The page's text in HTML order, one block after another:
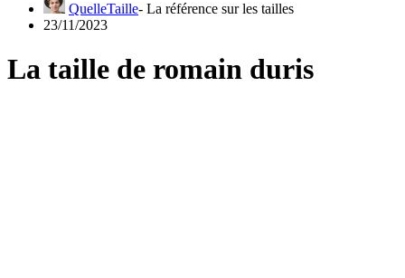
QuelleTaille
23/11/2023
La taille de romain duris